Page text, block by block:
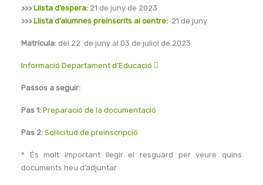
>>>Llista d’espera: 21 de juny de 2023
>>>Llista d’alumnes preinscrits al centre: 21 de juny
Matrícula: del 22 de juny al 03 de juliol de 2023
Informació Departament d’Educació
Passos a seguir:
Pas 1: Preparació de la documentació
Pas 2: Sol·licitud de preinscripció
* És molt important llegir el resguard per veure quins
documents heu d’adjuntar